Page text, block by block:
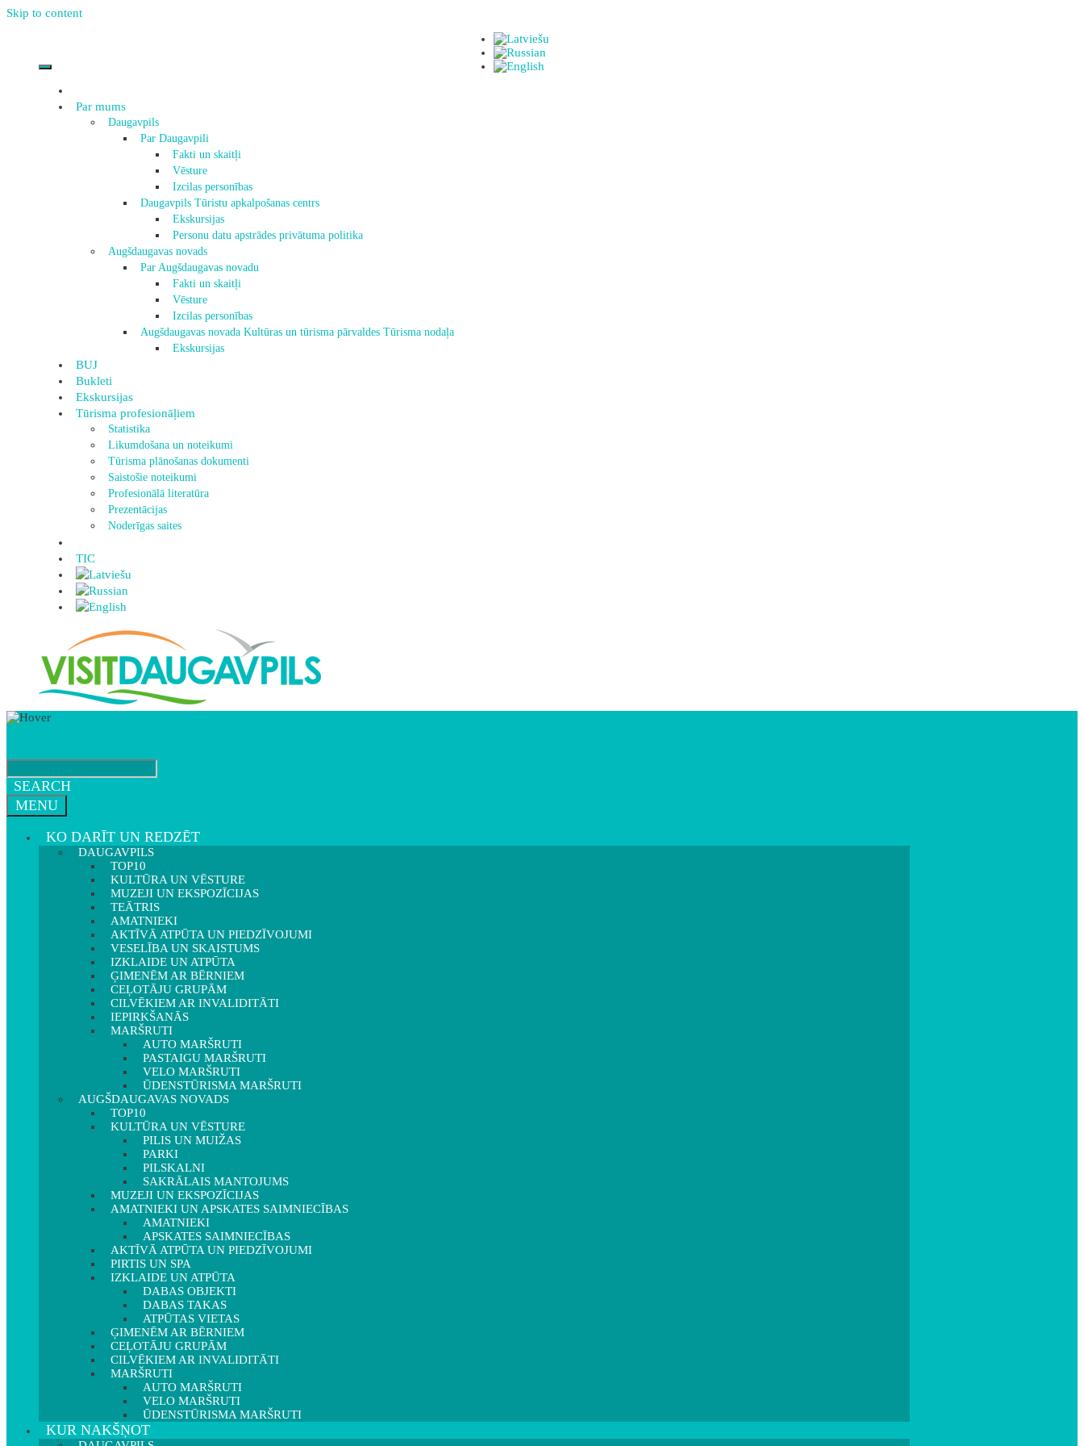
Skip to content
Par mums
Daugavpils
Par Daugavpili
Fakti un skaitļi
Vēsture
Izcilas personības
Daugavpils Tūristu apkalpošanas centrs
Ekskursijas
Personu datu apstrādes privātuma politika
Augšdaugavas novads
Par Augšdaugavas novadu
Fakti un skaitļi
Vēsture
Izcilas personības
Augšdaugavas novada Kultūras un tūrisma pārvaldes Tūrisma nodaļa
Ekskursijas
BUJ
Bukleti
Ekskursijas
Tūrisma profesionāļiem
Statistika
Likumdošana un noteikumi
Tūrisma plānošanas dokumenti
Saistošie noteikumi
Profesionālā literatūra
Prezentācijas
Noderīgas saites
TIC
SEARCH
MENU
KO DARĪT UN REDZĒT
DAUGAVPILS
TOP10
KULTŪRA UN VĒSTURE
MUZEJI UN EKSPOZĪCIJAS
TEĀTRIS
AMATNIEKI
AKTĪVĀ ATPŪTA UN PIEDZĪVOJUMI
VESELĪBA UN SKAISTUMS
IZKLAIDE UN ATPŪTA
ĢIMENĒM AR BĒRNIEM
CEĻOTĀJU GRUPĀM
CILVĒKIEM AR INVALIDITĀTI
IEPIRKŠANĀS
MARŠRUTI
AUTO MARŠRUTI
PASTAIGU MARŠRUTI
VELO MARŠRUTI
ŪDENSTŪRISMA MARŠRUTI
AUGŠDAUGAVAS NOVADS
TOP10
KULTŪRA UN VĒSTURE
PILIS UN MUIŽAS
PARKI
PILSKALNI
SAKRĀLAIS MANTOJUMS
MUZEJI UN EKSPOZĪCIJAS
AMATNIEKI UN APSKATES SAIMNIECĪBAS
AMATNIEKI
APSKATES SAIMNIECĪBAS
AKTĪVĀ ATPŪTA UN PIEDZĪVOJUMI
PIRTIS UN SPA
IZKLAIDE UN ATPŪTA
DABAS OBJEKTI
DABAS TAKAS
ATPŪTAS VIETAS
ĢIMENĒM AR BĒRNIEM
CEĻOTĀJU GRUPĀM
CILVĒKIEM AR INVALIDITĀTI
MARŠRUTI
AUTO MARŠRUTI
VELO MARŠRUTI
ŪDENSTŪRISMA MARŠRUTI
KUR NAKŠŅOT